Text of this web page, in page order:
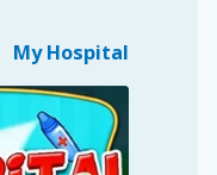
My Hospital